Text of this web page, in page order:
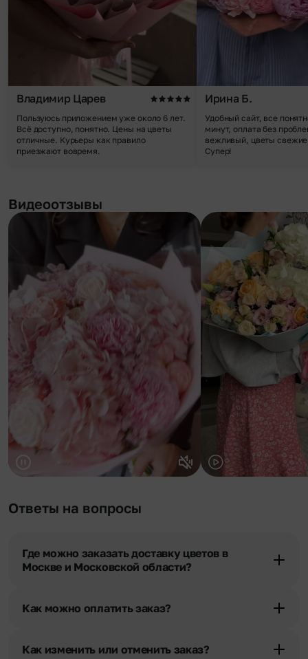
Владимир Царев
Пользуюсь приложением уже около 6 лет.
Всё доступно, понятно. Цены на цветы
отличные. Курьеры как правило
приезжают вовремя.
Ирина Б.
Удобный сайт, все
минут, оплата без
вежливый, цветы
Супер!
Видеоотзывы
Ответы на вопросы
Где можно заказать доставку цветов в
Москве и Московской области?
Как можно оплатить заказ?
Наличными.
Как изменить или отменить заказ?